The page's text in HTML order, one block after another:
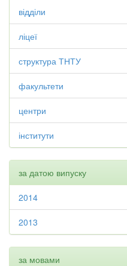
відділи
ліцеї
структура ТНТУ
факультети
центри
інститути
за датою випуску
2014
2013
за мовами